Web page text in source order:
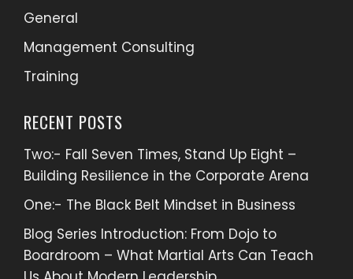
General
Management Consulting
Training
RECENT POSTS
Two:- Fall Seven Times, Stand Up Eight –
Building Resilience in the Corporate Arena
One:- The Black Belt Mindset in Business
Blog Series Introduction: From Dojo to
Boardroom – What Martial Arts Can Teach